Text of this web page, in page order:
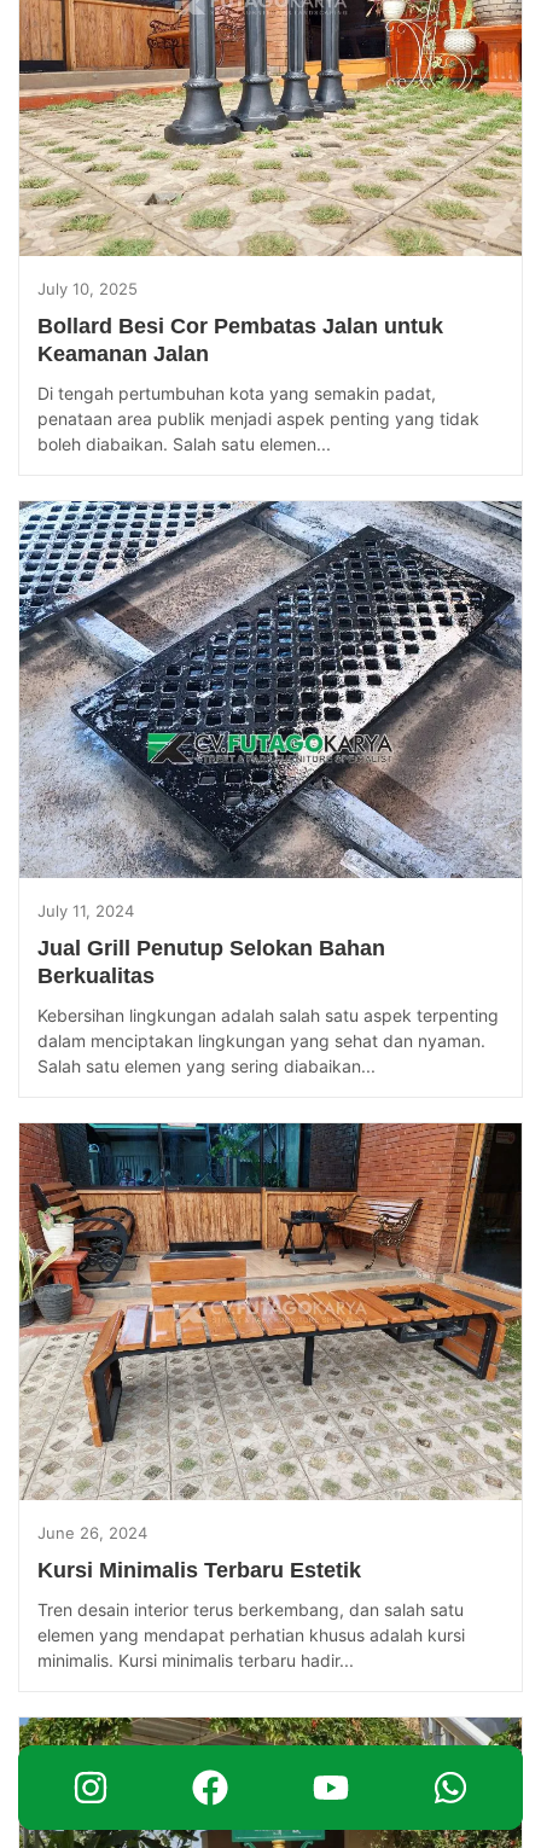
July 10, 2025
Bollard Besi Cor Pembatas Jalan untuk
Keamanan Jalan
Di tengah pertumbuhan kota yang semakin padat,
penataan area publik menjadi aspek penting yang tidak
boleh diabaikan. Salah satu elemen...
July 11, 2024
Jual Grill Penutup Selokan Bahan
Berkualitas
Kebersihan lingkungan adalah salah satu aspek terpenting
dalam menciptakan lingkungan yang sehat dan nyaman.
Salah satu elemen yang sering diabaikan...
June 26, 2024
Kursi Minimalis Terbaru Estetik
Tren desain interior terus berkembang, dan salah satu
elemen yang mendapat perhatian khusus adalah kursi
minimalis. Kursi minimalis terbaru hadir...